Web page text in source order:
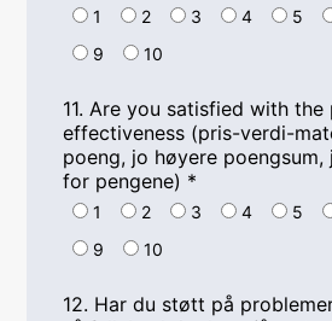
1 2 3 4 5
9
10
11.Are you satisfied with
effectiveness (pris-verdi-
poeng, jo høyere
for pengene) *
1 2 3 4 5
9
10
12. Har du støtt på